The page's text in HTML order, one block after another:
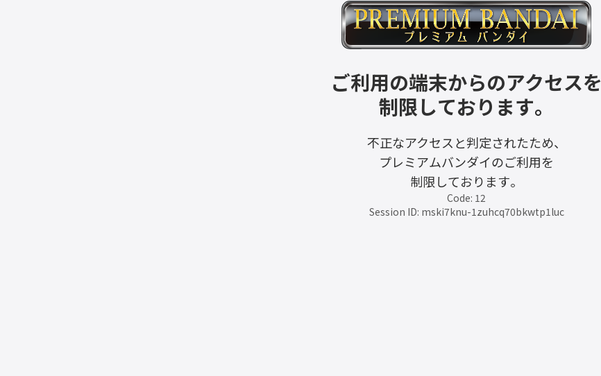
ご利用の端末からのアクセスを
制限しております。
不正なアクセスと判定されたため、
プレミアムバンダイのご利用を
制限しております。
Code: 12
Session ID: mski7knu-1zuhcq70bkwtp1luc